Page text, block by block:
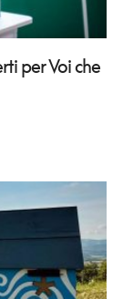
per Voi che